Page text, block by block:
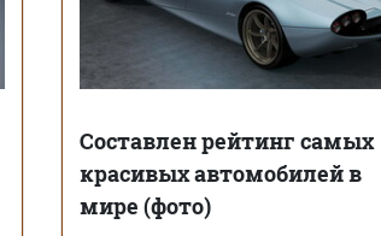
Составлен рейтинг самых
красивых автомобилей в
мире (фото)